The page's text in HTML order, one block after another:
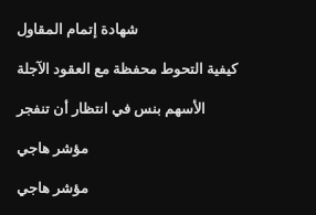
شهادة إتمام المقاول
كيفية التحوط محفظة مع العقود الآجلة
الأسهم بنس في انتظار أن تنفجر
مؤشر هاجي
مؤشر هاجي